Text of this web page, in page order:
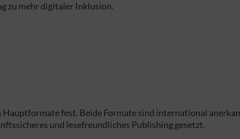
zu mehr digitaler Inklusion.
Hauptformate fest. Beide Formate sind international
und lesefreundliches Publishing gesetzt.